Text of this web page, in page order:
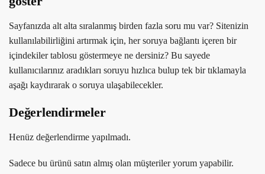
Sayfanızda alt alta sıralanmış birden fazla soru mu var? Sitenizin
kullanılabilirliğini artırmak için, her soruya bağlantı içeren bir
içindekiler tablosu göstermeye ne dersiniz? Bu sayede
kullanıcılarınız aradıkları soruyu hızlıca bulup tek bir tıklamayla
aşağı kaydırarak o soruya ulaşabilecekler.
Değerlendirmeler
Henüz değerlendirme yapılmadı.
Sadece bu ürünü satın almış olan müşteriler yorum yapabilir.